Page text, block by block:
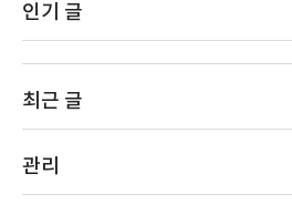
인기 글
최근 글
관리